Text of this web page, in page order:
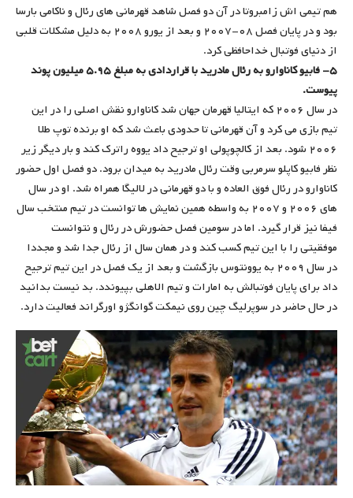
هم تیمی اش زامبروتا در آن دو فصل شاهد قهرمانی های رئال و ناکامی بارسا
بود و در پایان فصل ۰۸-۲۰۰۷ و بعد از یورو ۲۰۰۸ به دلیل مشکلات قلبی
از دنیای فوتبال خداحافظی کرد.
۵- فابیو کاناوارو به رئال مادرید با قراردادی به مبلغ ۵.۹۵ میلیون پوند
پیوست.
در سال ۲۰۰۶ که ایتالیا قهرمان جهان شد کاناوارو نقش اصلی را در این
تیم بازی می کرد و آن قهرمانی تا حدودی باعث شد که او برنده توپ طلا
۲۰۰۶ شود. بعد از کالچوپولی او ترجیح داد یووه راترک کند و بار دیگر زیر
نظر فابیو کاپلو سرمربی وقت رئال مادرید به میدان برود. دو فصل اول حضور
کاناوارو در رئال فوق العاده و با دو قهرمانی در لالیگا همراه شد. او در سال
های ۲۰۰۶ و ۲۰۰۷ به واسطه همین نمایش ها توانست در تیم منتخب سال
فیفا نیز قرار گیرد. اما در سومین فصل حضورش در رئال و نتوانست
موفقیتی را با این تیم کسب کند و در همان سال از رئال جدا شد و مجددا
در سال ۲۰۰۹ به یوونتوس بازگشت و بعد از یک فصل در این تیم ترجیح
داد برای پایان فوتبالش به امارات و تیم الاهلی بپیوندد. بد نیست بدانید
در حال حاضر در سوپرلیگ چین روی نیمکت گوانگژو اورگراند فعالیت دارد.